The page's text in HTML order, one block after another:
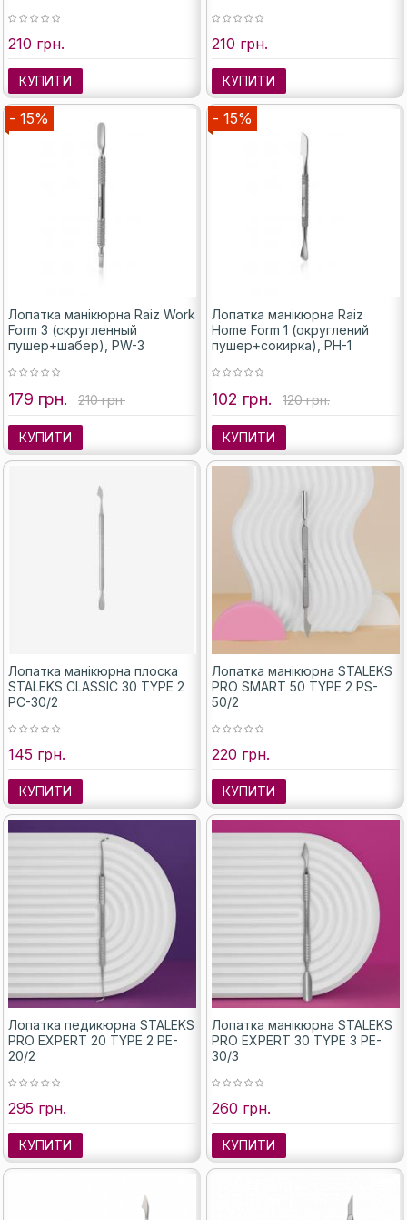
210 грн.
КУПИТИ
210 грн.
КУПИТИ
- 15%
Лопатка манікюрна Raiz Work
Form 3 (скругленный
пушер+шабер), PW-3
179 грн. 210 грн.
КУПИТИ
- 15%
Лопатка манікюрна Raiz
Home Form 1 (округлений
пушер+сокирка), PH-1
102 грн. 120 грн.
КУПИТИ
Лопатка манікюрна плоска
STALEKS CLASSIC 30 TYPE 2
PC-30/2
145 грн.
КУПИТИ
Лопатка манікюрна STALEKS
PRO SMART 50 TYPE 2 PS-
50/2
220 грн.
КУПИТИ
Лопатка педикюрна STALEKS
PRO EXPERT 20 TYPE 2 PE-
20/2
295 грн.
КУПИТИ
Лопатка манікюрна STALEKS
PRO EXPERT 30 TYPE 3 PE-
30/3
260 грн.
КУПИТИ